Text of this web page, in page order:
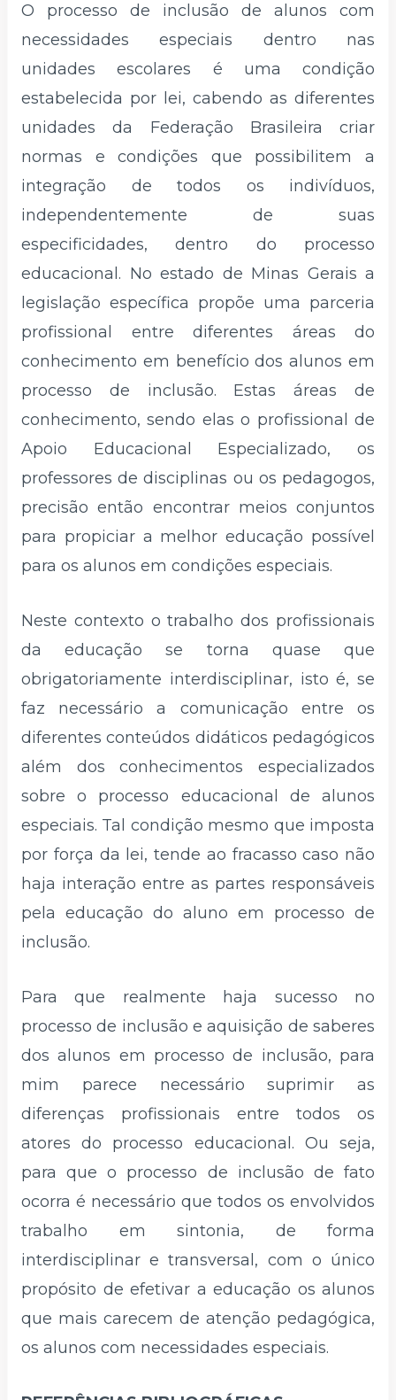
O processo de inclusão de alunos com
necessidades especiais dentro nas
unidades escolares é uma condição
estabelecida por lei, cabendo as diferentes
unidades da Federação Brasileira criar
normas e condições que possibilitem a
integração de todos os indivíduos,
independentemente de suas
especificidades, dentro do processo
educacional. No estado de Minas Gerais a
legislação específica propõe uma parceria
profissional entre diferentes áreas do
conhecimento em benefício dos alunos em
processo de inclusão. Estas áreas de
conhecimento, sendo elas o profissional de
Apoio Educacional Especializado, os
professores de disciplinas ou os pedagogos,
precisão então encontrar meios conjuntos
para propiciar a melhor educação possível
para os alunos em condições especiais.
Neste contexto o trabalho dos profissionais
da educação se torna quase que
obrigatoriamente interdisciplinar, isto é, se
faz necessário a comunicação entre os
diferentes conteúdos didáticos pedagógicos
além dos conhecimentos especializados
sobre o processo educacional de alunos
especiais. Tal condição mesmo que imposta
por força da lei, tende ao fracasso caso não
haja interação entre as partes responsáveis
pela educação do aluno em processo de
inclusão.
Para que realmente haja sucesso no
processo de inclusão e aquisição de saberes
dos alunos em processo de inclusão, para
mim parece necessário suprimir as
diferenças profissionais entre todos os
atores do processo educacional. Ou seja,
para que o processo de inclusão de fato
ocorra é necessário que todos os envolvidos
trabalho em sintonia, de forma
interdisciplinar e transversal, com o único
propósito de efetivar a educação os alunos
que mais carecem de atenção pedagógica,
os alunos com necessidades especiais.